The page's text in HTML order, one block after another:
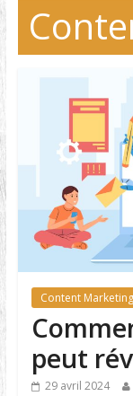
Content Marketing
peut
29 avril 2024